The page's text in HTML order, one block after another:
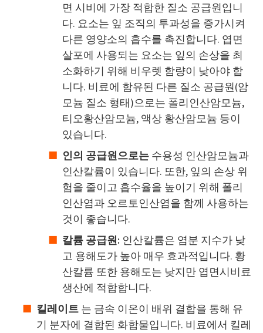
면 시비에 가장 적합한 질소 공급원입니
다. 요소는 잎 조직의 투과성을 증가시켜
다른 영양소의 흡수를 촉진합니다. 엽면
살포에 사용되는 요소는 잎의 손상을 최
소화하기 위해 비우렛 함량이 낮아야 합
니다. 비료에 함유된 다른 질소 공급원(암
모늄 질소 형태)으로는 폴리인산암모늄,
티오황산암모늄, 액상 황산암모늄 등이
있습니다.
인의 공급원으로는수용성 인산암모늄과
인산칼륨이 있습니다. 또한, 잎의 손상 위
험을 줄이고 흡수율을 높이기 위해 폴리
인산염과 오르토인산염을 함께 사용하는
것이 좋습니다.
칼륨 공급원: 인산칼륨은 염분 지수가 낮
고 용해도가 높아 매우 효과적입니다. 황
산칼륨 또한 용해도는 낮지만 엽면시비료
생산에 적합합니다.
킬레이트는 금속 이온이 배위 결합을 통해 유
기 분자에 결합된 화합물입니다. 비료에서 킬레